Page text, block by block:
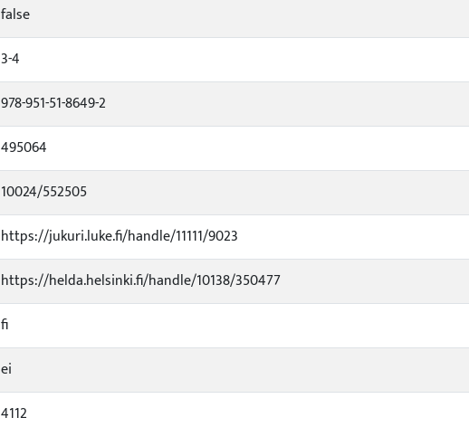
false
3-4
978-951-51-8649-2
495064
10024/552505
https://jukuri.luke.fi/handle/11111/9023
https://helda.helsinki.fi/handle/10138/350477
fi
ei
4112